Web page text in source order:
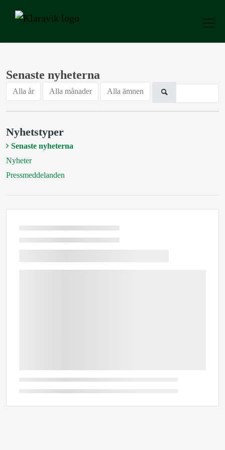
Senaste nyheterna
Alla år Alla månader Alla ämnen
Nyhetstyper
Senaste nyheterna
Nyheter
Pressmeddelanden